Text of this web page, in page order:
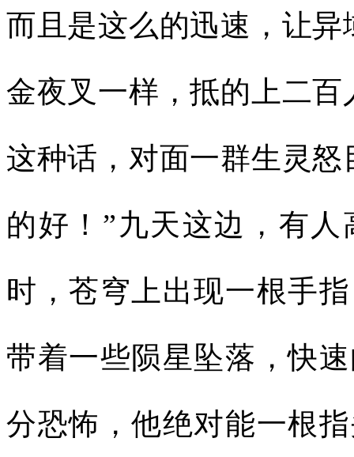
而且是这么的迅速，让
金夜叉一样，抵的上二
这种话，对面一群生灵
的好！”九天这边，有
时，苍穹上出现一根手
带着一些陨星坠落，快
分恐怖，他绝对能一根